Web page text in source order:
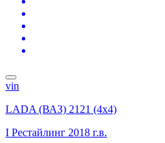
vin
LADA (ВАЗ) 2121 (4x4)
I Рестайлинг 2018 г.в.